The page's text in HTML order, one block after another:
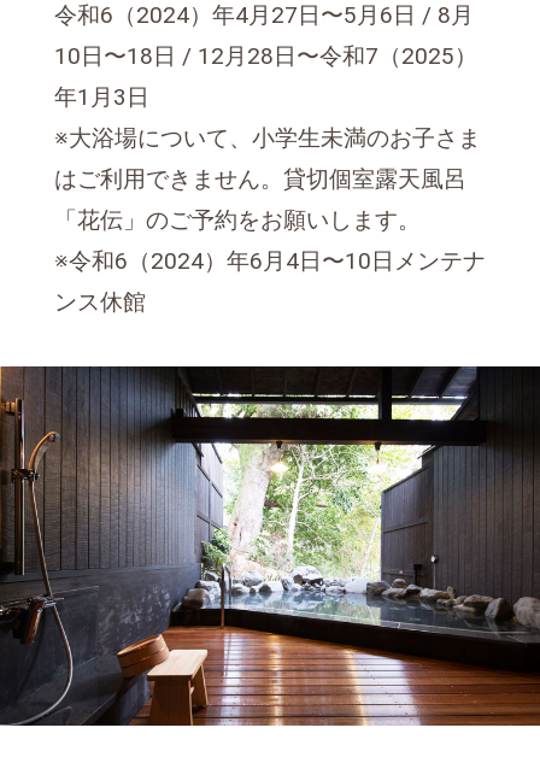
令和6（2024）年4月27日〜5月6日 / 8月
10日〜18日 / 12月28日〜令和7（2025）
年1月3日
※大浴場について、小学生未満のお子さま
はご利用できません。貸切個室露天風呂
「花伝」のご予約をお願いします。
※令和6（2024）年6月4日〜10日メンテナ
ンス休館